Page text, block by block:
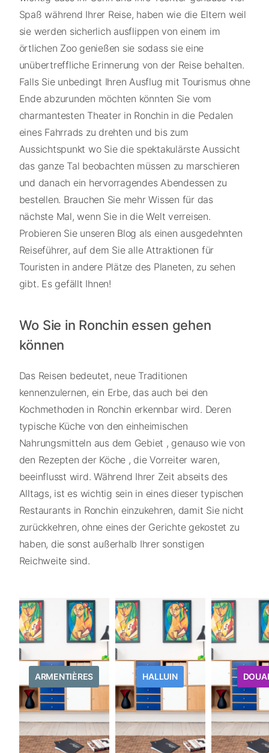
Spaß während Ihrer Reise, haben wie die Eltern weil
sie werden sicherlich ausflippen von einem im
örtlichen Zoo genießen sie sodass sie eine
unübertreffliche Erinnerung von der Reise behalten.
Falls Sie unbedingt Ihren Ausflug mit Tourismus ohne
Ende abzurunden möchten könnten Sie vom
charmantesten Theater in Ronchin in die Pedalen
eines Fahrrads zu drehten und bis zum
Aussichtspunkt wo Sie die spektakulärste Aussicht
das ganze Tal beobachten müssen zu marschieren
und danach ein hervorragendes Abendessen zu
bestellen. Brauchen Sie mehr Wissen für das
nächste Mal, wenn Sie in die Welt verreisen.
Probieren Sie unseren Blog als einen ausgedehnten
Reiseführer, auf dem Sie alle Attraktionen für
Touristen in andere Plätze des Planeten, zu sehen
gibt. Es gefällt Ihnen!
Wo Sie in Ronchin essen gehen
können
Das Reisen bedeutet, neue Traditionen
kennenzulernen, ein Erbe, das auch bei den
Kochmethoden in Ronchin erkennbar wird. Deren
typische Küche von den einheimischen
Nahrungsmitteln aus dem Gebiet , genauso wie von
den Rezepten der Köche , die Vorreiter waren,
beeinflusst wird. Während Ihrer Zeit abseits des
Alltags, ist es wichtig sein in eines dieser typischen
Restaurants in Ronchin einzukehren, damit Sie nicht
zurückkehren, ohne eines der Gerichte gekostet zu
haben, die sonst außerhalb Ihrer sonstigen
Reichweite sind.
ARMENTIÈRES HALLUIN DOUAI